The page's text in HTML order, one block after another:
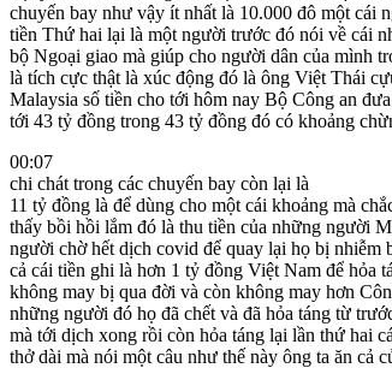
chuyến bay như vậy ít nhất là 10.000 đô một cái
tiền Thứ hai lại là một người trước đó nói về cái
bộ Ngoại giao mà giúp cho người dân của mình
là tích cực thật là xúc động đó là ông Việt Thái
Malaysia số tiền cho tới hôm nay Bộ Công an
tới 43 tỷ đồng trong 43 tỷ đồng đó có khoảng
00:07
chi chát trong các chuyến bay còn lại là
11 tỷ đồng là để dùng cho một cái khoảng mà
thấy bồi hồi lắm đó là thu tiền của những người
người chờ hết dịch covid để quay lại họ bị nhiễm
cả cái tiền ghi là hơn 1 tỷ đồng Việt Nam để hỏa
không may bị qua đời và còn không may hơn
những người đó họ đã chết và đã hỏa táng từ
mà tới dịch xong rồi còn hỏa táng lại lần thứ hai
thở dài mà nói một câu như thế này ông ta ăn cả